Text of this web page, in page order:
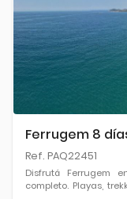
Ferrugem 8
Ref. PAQ22451
Disfrutá Ferrugem
completo. Playas,